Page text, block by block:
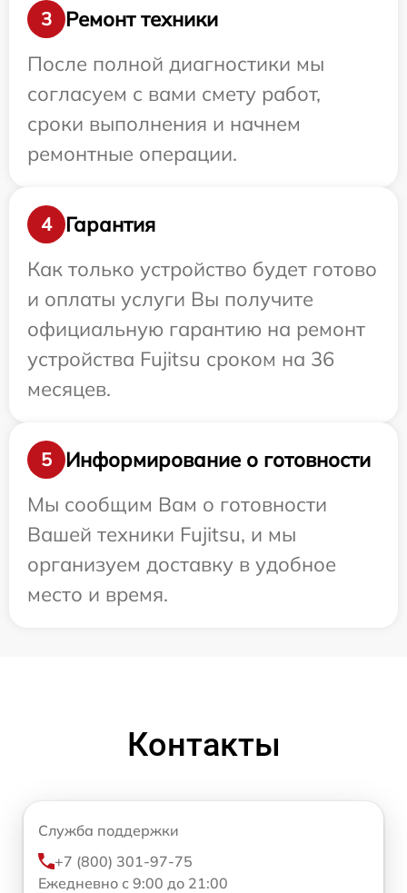
3
Ремонт техники
После полной диагностики мы
согласуем с вами смету работ,
сроки выполнения и начнем
ремонтные операции.
4
Гарантия
Как только устройство будет готово
и оплаты услуги Вы получите
официальную гарантию на ремонт
устройства Fujitsu сроком на 36
месяцев.
5
Информирование о готовности
Мы сообщим Вам о готовности
Вашей техники Fujitsu, и мы
организуем доставку в удобное
место и время.
Контакты
Служба поддержки
+7 (800) 301-97-75
Ежедневно с 9:00 до 21:00